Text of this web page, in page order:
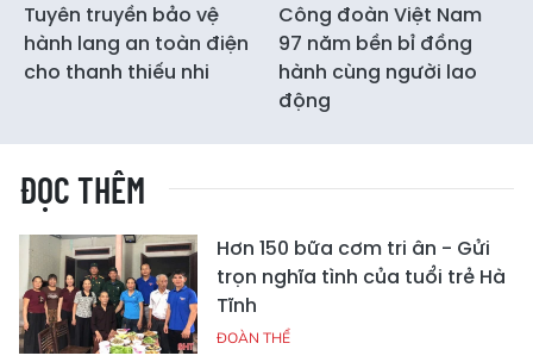
Tuyên truyền bảo vệ
hành lang an toàn điện
cho thanh thiếu nhi
Công đoàn Việt Nam
97 năm bền bỉ đồng
hành cùng người lao
động
ĐỌC THÊM
Hơn 150 bữa cơm tri ân - Gửi
trọn nghĩa tình của tuổi trẻ Hà
Tĩnh
ĐOÀN THỂ